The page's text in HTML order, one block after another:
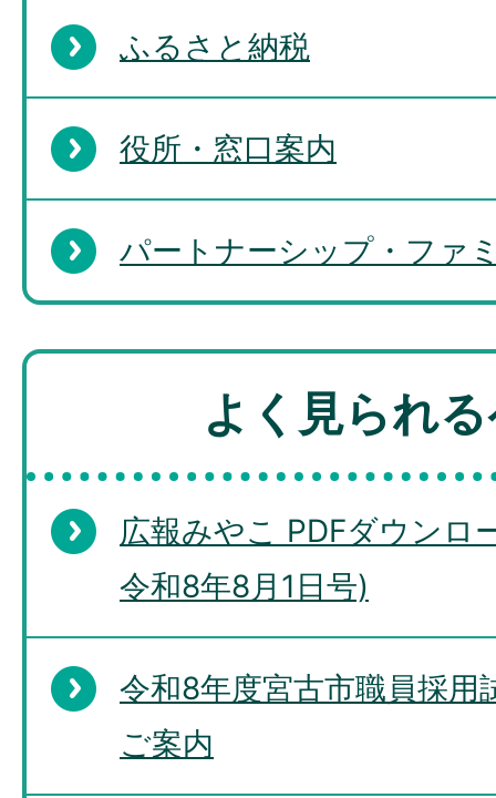
ふるさと納税
役所・窓口案内
パートナーシップ・ファ
よく見られ
広報みやこ PDFダウンロ
令和8年8月1日号)
令和8年度宮古市職員採用
ご案内